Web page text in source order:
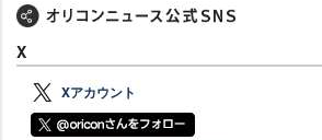
X
Xアカウント